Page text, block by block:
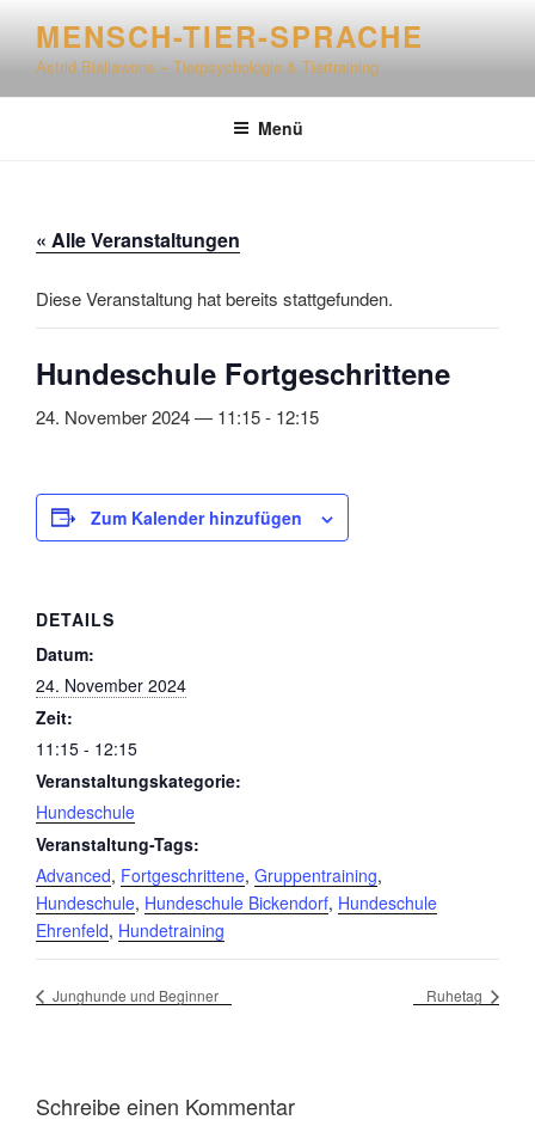
springen
MENSCH-TIER-SPRACHE
Astrid Biallawons – Tierpsychologie & Tiertraining
Menü
« Alle Veranstaltungen
Diese Veranstaltung hat bereits stattgefunden.
Hundeschule Fortgeschrittene
24. November 2024 — 11:15- 12:15
Zum Kalender hinzufügen
DETAILS
Datum:
24. November 2024
Zeit:
11:15 - 12:15
Veranstaltungskategorie:
Hundeschule
Veranstaltung-Tags:
Advanced, Fortgeschrittene, Gruppentraining,
Hundeschule, Hundeschule Bickendorf, Hundeschule
Ehrenfeld, Hundetraining
Junghunde und Beginner Ruhetag
Schreibe einen Kommentar